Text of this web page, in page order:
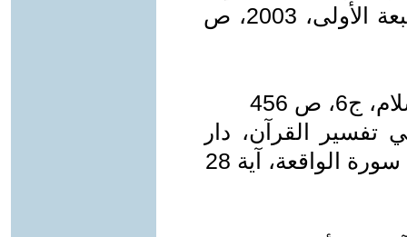
الآن، دار الآفاق الجديدة، بيروت، الطبعة الأولى، 2003، ص
تفسير القرآن، دار